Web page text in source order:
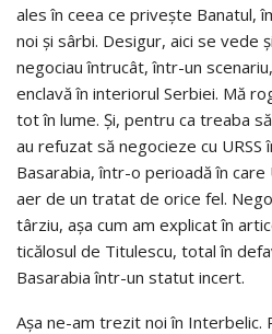
ales în ceea ce privește Banatul,
noi și sârbi. Desigur, aici se vede
negociau întrucât, într-un
enclavă în interiorul Serbiei. Mă
tot în lume. Și, pentru ca treaba
au refuzat să negocieze cu URSS
Basarabia, într-o perioadă în care
aer de un tratat de orice fel.
târziu, așa cum am explicat în
ticălosul de Titulescu, total în
Basarabia într-un statut incert.
Așa ne-am trezit noi în Interbelic.